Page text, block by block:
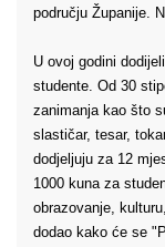
području Županije.
U ovoj godini
studente. Od 30
zanimanja kao što
slastičar, tesar,
dodjeljuju za 12
1000 kuna za
obrazovanje,
dodao kako će se